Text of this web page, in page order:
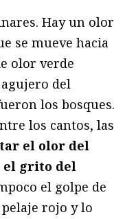
Hay un olor
se mueve hacia
olor verde
del
los bosques.
los cantos, las
el olor del
el grito del
el golpe de
rojo y lo